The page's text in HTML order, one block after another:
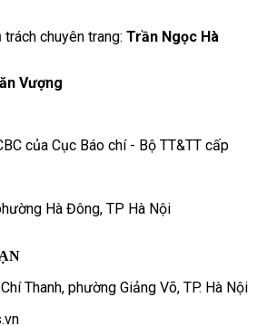
chuyên trang: Trần Ngọc Hà
Vượng
của Cục Báo chí - Bộ TT&TT cấp
Hà Đông, TP Hà Nội
Thanh, phường Giảng Võ, TP. Hà Nội